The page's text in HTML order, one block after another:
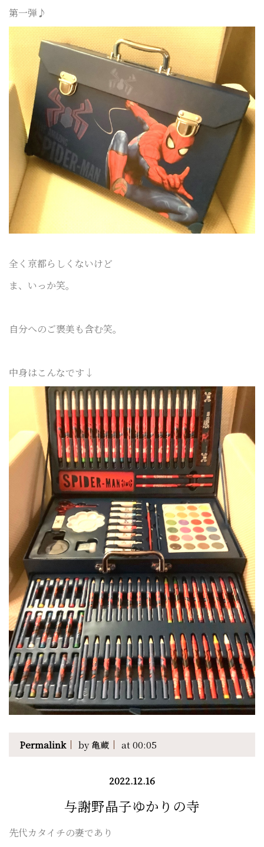
第一弾♪
全く京都らしくないけど
ま、いっか笑。
自分へのご褒美も含む笑。
中身はこんなです↓
Permalink by 亀蔵 at 00:05
2022.12.16
与謝野晶子ゆかりの寺
先代カタイチの妻であり